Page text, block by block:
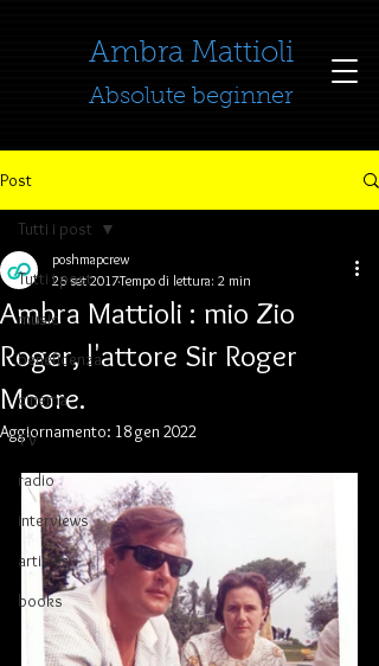
​​​​​​​Ambra Mattioli
Absolute beginner
Post
Tutti i post
music
beneficenza
cinema
TV
radio
interviews
articles
books
Tutti i post
Ambra Mattioli : mio Zio
Roger, l'attore Sir Roger
Moore.
poshmapcrew
26 set 2017Tempo di lettura: 2 min
Aggiornamento: 18 gen 2022